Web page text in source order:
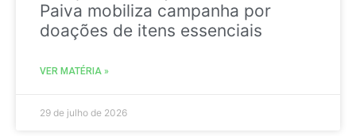
Paiva mobiliza campanha por
doações de itens essenciais
VER MATÉRIA »
29 de julho de 2026